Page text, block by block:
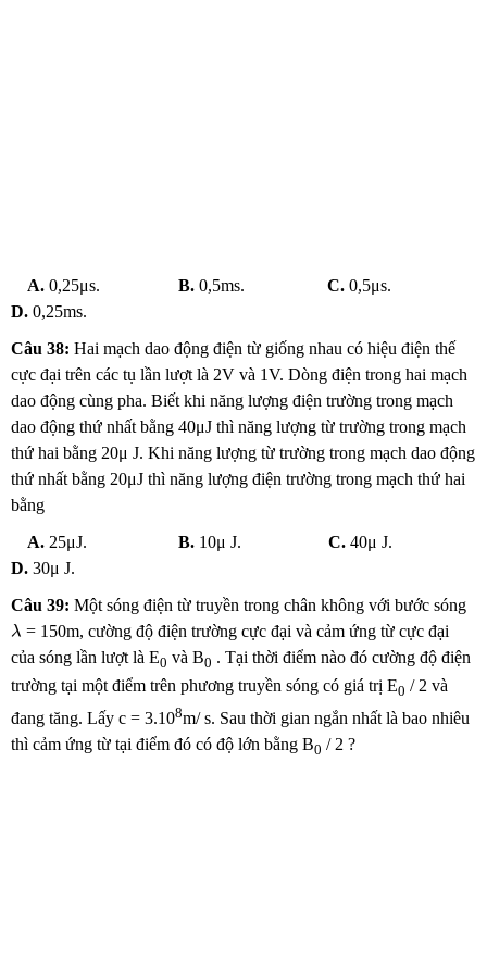
A. 0,25μs. B. 0,5ms. C. 0,5μs.
D. 0,25ms.
Câu 38: Hai mạch dao động điện từ giống nhau có hiệu điện thế
cực đại trên các tụ lần lượt là 2V và 1V. Dòng điện trong hai mạch
dao động cùng pha. Biết khi năng lượng điện trường trong mạch
dao động thứ nhất bằng 40μJ thì năng lượng từ trường trong mạch
thứ hai bằng 20μ J. Khi năng lượng từ trường trong mạch dao động
thứ nhất bằng 20μJ thì năng lượng điện trường trong mạch thứ hai
bằng
A. 25μJ. B. 10μ J. C. 40μ J.
D. 30μ J.
Câu 39: Một sóng điện từ truyền trong chân không với bước sóng
λ
λ = 150m, cường độ điện trường cực đại và cảm ứng từ cực đại
của sóng lần lượt là E0 và B0 . Tại thời điểm nào đó cường độ điện
trường tại một điểm trên phương truyền sóng có giá trị E0 / 2 và
đang tăng. Lấy c = 3.108m/ s. Sau thời gian ngắn nhất là bao nhiêu
thì cảm ứng từ tại điểm đó có độ lớn bằng B0 / 2 ?